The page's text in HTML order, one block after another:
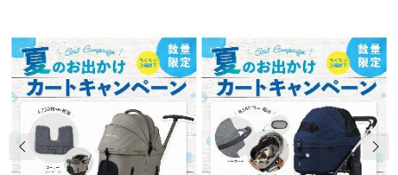
前の画像 次